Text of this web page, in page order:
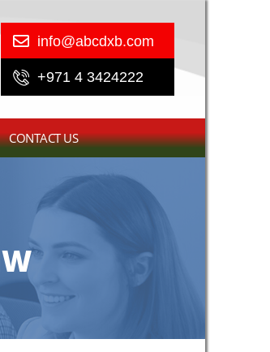
info@abcdxb.com
+971 4 3424222
CONTACT US